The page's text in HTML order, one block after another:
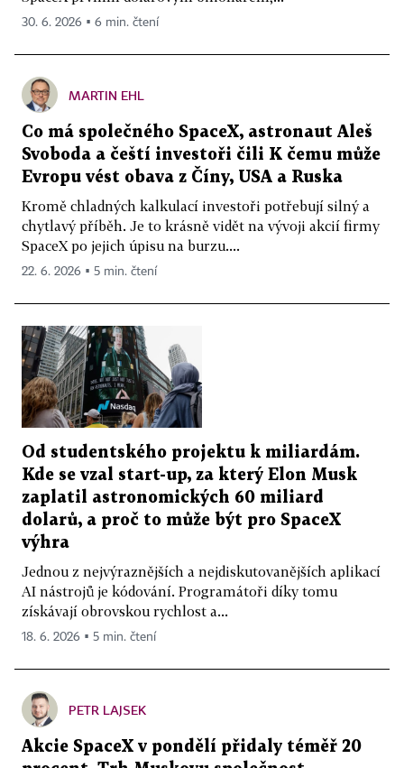
30. 6. 2026 ▪ 6 min. čtení
MARTIN EHL
Co má společného SpaceX, astronaut Aleš
Svoboda a čeští investoři čili K čemu může
Evropu vést obava z Číny, USA a Ruska
Kromě chladných kalkulací investoři potřebují silný a
chytlavý příběh. Je to krásně vidět na vývoji akcií firmy
SpaceX po jejich úpisu na burzu....
22. 6. 2026 ▪ 5 min. čtení
Od studentského projektu k miliardám.
Kde se vzal start-up, za který Elon Musk
zaplatil astronomických 60 miliard
dolarů, a proč to může být pro SpaceX
výhra
Jednou z nejvýraznějších a nejdiskutovanějších aplikací
AI nástrojů je kódování. Programátoři díky tomu
získávají obrovskou rychlost a...
18. 6. 2026 ▪ 5 min. čtení
PETR LAJSEK
Akcie SpaceX v pondělí přidaly téměř 20